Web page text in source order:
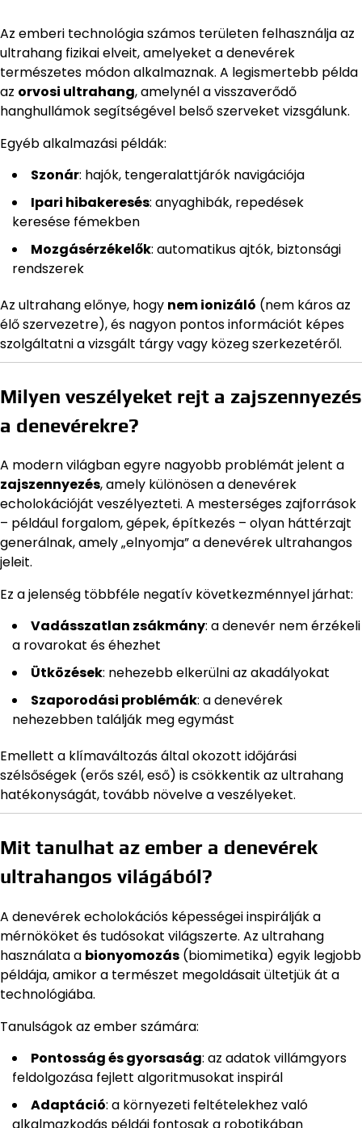
Az emberi technológia számos területen felhasználja az
ultrahang fizikai elveit, amelyeket a denevérek
természetes módon alkalmaznak. A legismertebb példa
az orvosi ultrahang, amelynél a visszaverődő
hanghullámok segítségével belső szerveket vizsgálunk.
Egyéb alkalmazási példák:
Szonár: hajók, tengeralattjárók navigációja
Ipari hibakeresés: anyaghibák, repedések
keresése fémekben
Mozgásérzékelők: automatikus ajtók, biztonsági
rendszerek
Az ultrahang előnye, hogy nem ionizáló (nem káros az
élő szervezetre), és nagyon pontos információt képes
szolgáltatni a vizsgált tárgy vagy közeg szerkezetéről.
Milyen veszélyeket rejt a zajszennyezés
a denevérekre?
A modern világban egyre nagyobb problémát jelent a
zajszennyezés, amely különösen a denevérek
echolokációját veszélyezteti. A mesterséges zajforrások
– például forgalom, gépek, építkezés – olyan háttérzajt
generálnak, amely „elnyomja” a denevérek ultrahangos
jeleit.
Ez a jelenség többféle negatív következménnyel járhat:
Vadásszatlan zsákmány: a denevér nem érzékeli
a rovarokat és éhezhet
Ütközések: nehezebb elkerülni az akadályokat
Szaporodási problémák: a denevérek
nehezebben találják meg egymást
Emellett a klímaváltozás által okozott időjárási
szélsőségek (erős szél, eső) is csökkentik az ultrahang
hatékonyságát, tovább növelve a veszélyeket.
Mit tanulhat az ember a denevérek
ultrahangos világából?
A denevérek echolokációs képességei inspirálják a
mérnököket és tudósokat világszerte. Az ultrahang
használata a bionyomozás (biomimetika) egyik legjobb
példája, amikor a természet megoldásait ültetjük át a
technológiába.
Tanulságok az ember számára:
Pontosság és gyorsaság: az adatok villámgyors
feldolgozása fejlett algoritmusokat inspirál
Adaptáció: a környezeti feltételekhez való